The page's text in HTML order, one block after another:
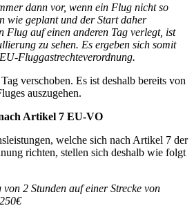
dann vor, wenn ein Flug nicht so
wie geplant und der Start daher
Flug auf einen anderen Tag verlegt, ist
zu sehen. Es ergeben sich somit
Fluggastrechteverordnung.
verschoben. Es ist deshalb bereits von
auszugehen.
Artikel 7 EU-VO
welche sich nach Artikel 7 der
richten, stellen sich deshalb wie folgt
2 Stunden auf einer Strecke von